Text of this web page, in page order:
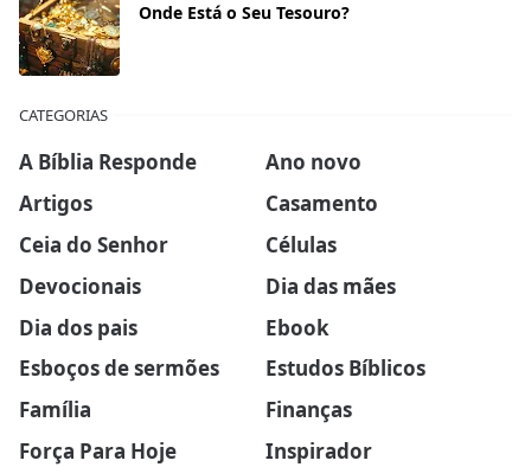
Onde Está o Seu Tesouro?
CATEGORIAS
A Bíblia Responde
Ano novo
Artigos
Casamento
Ceia do Senhor
Células
Devocionais
Dia das mães
Dia dos pais
Ebook
Esboços de sermões
Estudos Bíblicos
Família
Finanças
Força Para Hoje
Inspirador